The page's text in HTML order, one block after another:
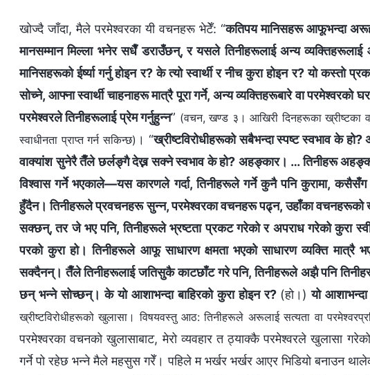
खोज्दै जाँदा, मैले परमेश्‍वरका यी वचनहरू भेटेँ: “कतिपय मानिसहरू आफूभन्दा
मानसम्मान मिल्ला भनेर सधैँ डराउँछन्, र यसले तिनीहरूलाई अन्य
मानिसहरूको ईर्ष्या गर्नु होइन र? के त्यो स्वार्थी र नीच कुरा होइन र? यो कस्तो
सोच्ने, आफ्ना स्वार्थी चाहनाहरू मात्रै पूरा गर्ने, अन्य व्यक्तिहरूबारे वा
परमेश्‍वरले तिनीहरूलाई प्रेम गर्नुहुन्न” (वचन, खण्ड ३। आखिरी दिनहरूका ख्रीष्टका
स्वाधीनता प्राप्त गर्न सकिन्छ) । “ख्रीष्टविरोधीहरूको सबैभन्दा स्पष्ट स्वभाव के
वाक्यांश सुनेरै तैँले छर्लङ्गै देख्न सक्ने स्वभाव के हो? अहङ्कार। … तिनीहरू
विश्‍वास गर्ने भएकाले—यस कारणले गर्दा, तिनीहरूले गर्ने कुनै पनि कुरामा,
हुँदैन। तिनीहरूले प्रवचनहरू सुन्न, परमेश्‍वरका वचनहरू पढ्न, उहाँका वचनहरूको
सक्छन्, तर जे भए पनि, तिनीहरूले भ्रष्टता प्रकट गरेको र अपराध गरेको कुरा
परको कुरा हो। तिनीहरूले आफू साधारण क्षमता भएको साधारण व्यक्ति
सक्दैनन्। तैँले तिनीहरूलाई जतिसुकै काटछाँट गरे पनि, तिनीहरूले अझै पनि
छन् भन्‍ने सोच्छन्। के यो आशाभन्दा बाहिरको कुरा होइन र? (हो।) यो आशाभन्दा
ख्रीष्टविरोधीहरूको खुलासा। विषयवस्तु आठ: तिनीहरूले अरूलाई सत्यता वा
परमेश्‍वरका वचनको खुलासाबाट, मेरो व्यवहार त ठ्याक्कै परमेश्‍वरले खुलासा
गर्ने पो रहेछ भन्‍ने मैले महसुस गरेँ। पहिले म भर्खर भर्खर आएर भिडियो बनाउन